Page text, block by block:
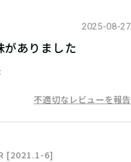
2025-08-27
ありました
不適切なレビューを報告
[2021.1-6]